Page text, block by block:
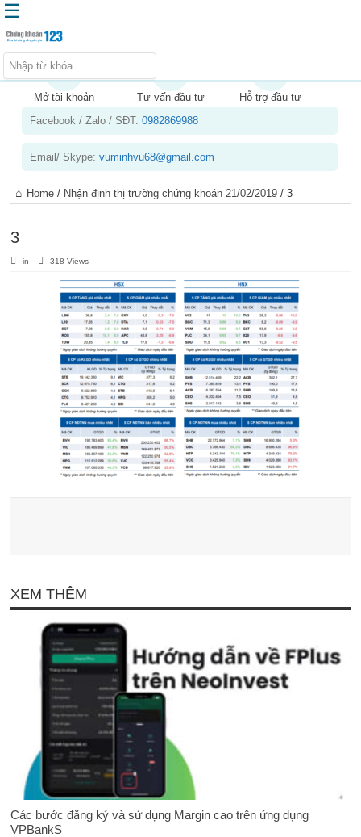
Trang chủ
Kiến thức chứng khoán
Kinh nghiệm đầu tư
Sản phẩm – dịch vụ
Chứng khoán phái sinh
☰
Mở tài khoản Tư vấn đầu tư
Hỗ trợ đầu tư
Facebook / Zalo / SĐT:0982869988
Email/ Skype:vuminhvu68@gmail.com
Home / Nhận định thị trường chứng khoán 21/02/2019 /3
3
in 318 Views
XEM THÊM
Các bước đăng ký và sử dụng Margin cao trên ứng dụng
VPBankS